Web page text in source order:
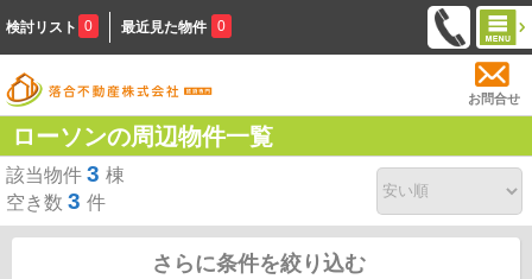
検討リスト 0 最近見た物件 0
お問合せ
ローソンの周辺物件一覧
該当物件 3 棟
空き数 3 件
さらに条件を絞り込む